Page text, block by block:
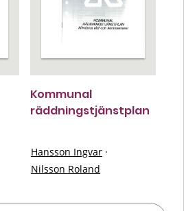
Kommunal
räddningstjänstplan
Hansson Ingvar ·
Nilsson Roland